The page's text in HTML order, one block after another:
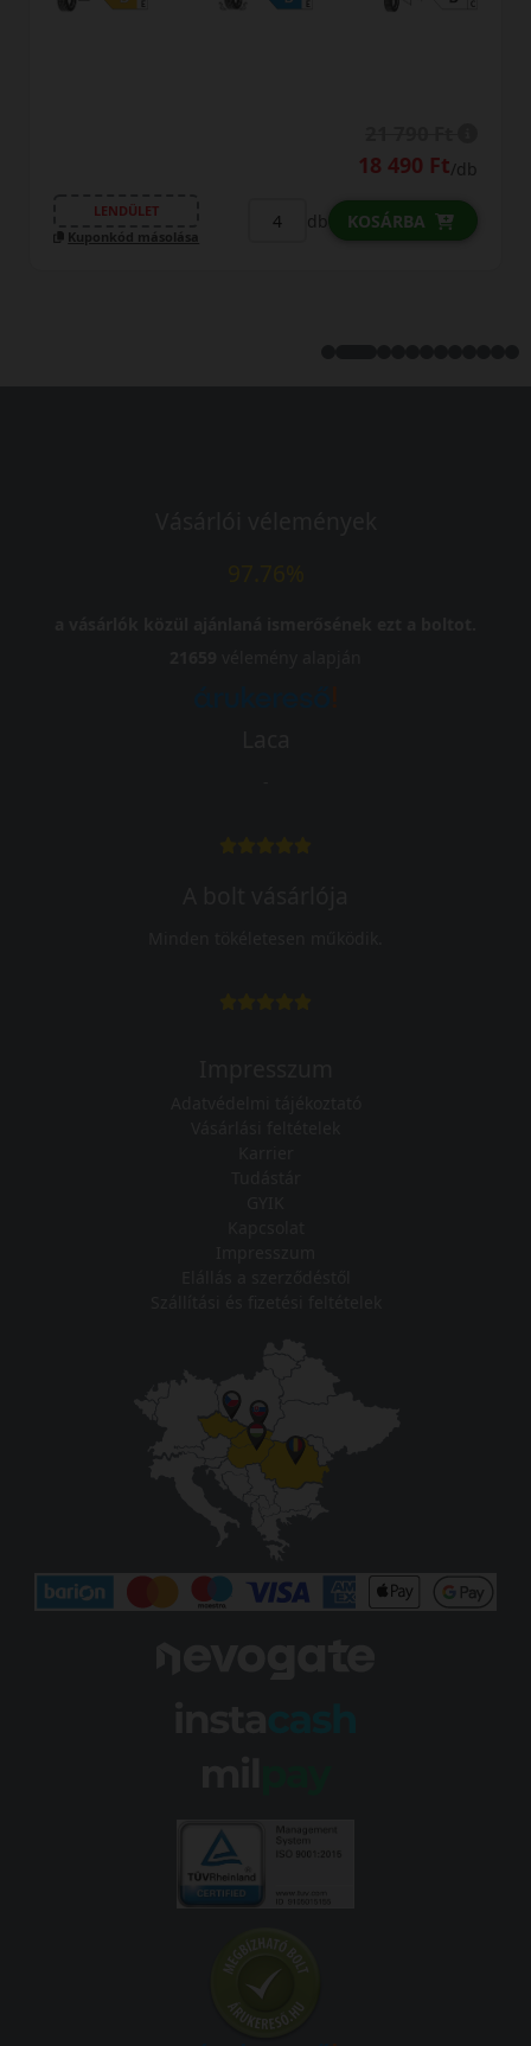
18 490 Ft/db
LENDÜLET
Kuponkód másolása
db KOSÁRBA